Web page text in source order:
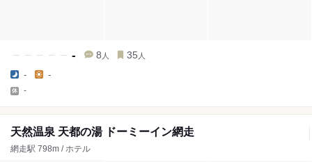
- 8 人 35 人
- -
-
天然温泉 天都の湯 ドーミーイン網走
網走駅 798m / ホテル